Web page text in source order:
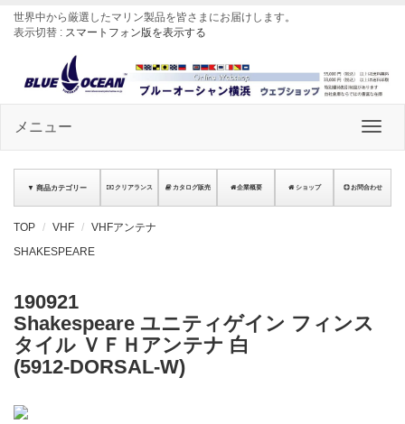
世界中から厳選したマリン製品を皆さまにお届けします。
表示切替 : スマートフォン版を表示する
メニュー
▼ 商品カテゴリー クリアランス カタログ販売 企業概要 ショップ お問合わせ
TOP VHF
VHFアンテナ
SHAKESPEARE
190921
Shakespeare ユニティゲイン フィンス
タイル ＶＦＨアンテナ 白
(5912-DORSAL-W)